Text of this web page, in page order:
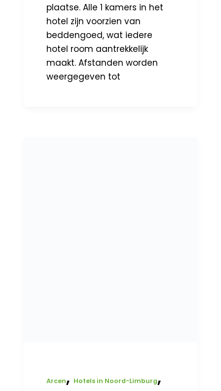
plaatse. Alle 1 kamers in het
hotel zijn voorzien van
beddengoed, wat iedere
hotel room aantrekkelijk
maakt. Afstanden worden
weergegeven tot
Arcen, Hotels in Noord-Limburg,